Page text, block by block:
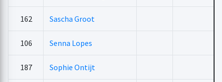
162 Sascha Groot
106 Senna Lopes
187 Sophie Ontijt